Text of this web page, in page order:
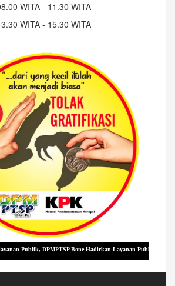
WITA - 11.30 WITA
WITA - 15.30 WITA
DPMPTSP Bone Hadirkan Layanan Publik Digital, Praktis